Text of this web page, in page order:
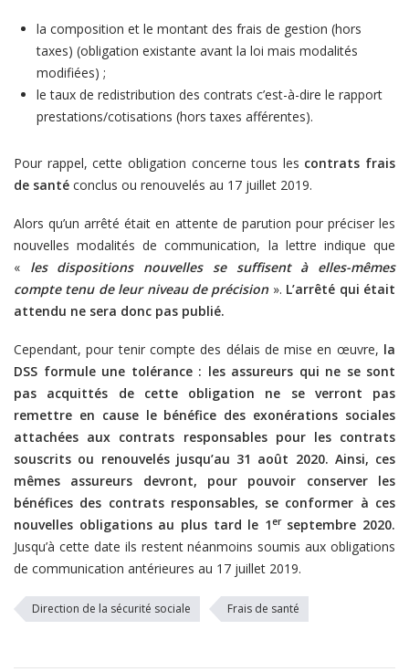
la composition et le montant des frais de gestion (hors
taxes) (obligation existante avant la loi mais modalités
modifiées) ;
le taux de redistribution des contrats c’est-à-dire le rapport
prestations/cotisations (hors taxes afférentes).
Pour rappel, cette obligation concerne tous les contrats frais
de santé conclus ou renouvelés au 17 juillet 2019.
Alors qu’un arrêté était en attente de parution pour préciser les
nouvelles modalités de communication, la lettre indique que
« les dispositions nouvelles se suffisent à elles-mêmes
compte tenu de leur niveau de précision ». L’arrêté qui était
attendu ne sera donc pas publié.
Cependant, pour tenir compte des délais de mise en œuvre, la
DSS formule une tolérance : les assureurs qui ne se sont
pas acquittés de cette obligation ne se verront pas
remettre en cause le bénéfice des exonérations sociales
attachées aux contrats responsables pour les contrats
souscrits ou renouvelés jusqu’au 31 août 2020. Ainsi, ces
mêmes assureurs devront, pour pouvoir conserver les
bénéfices des contrats responsables, se conformer à ces
nouvelles obligations au plus tard le 1erseptembre 2020.
Jusqu’à cette date ils restent néanmoins soumis aux obligations
de communication antérieures au 17 juillet 2019.
Direction de la sécurité sociale Frais de santé